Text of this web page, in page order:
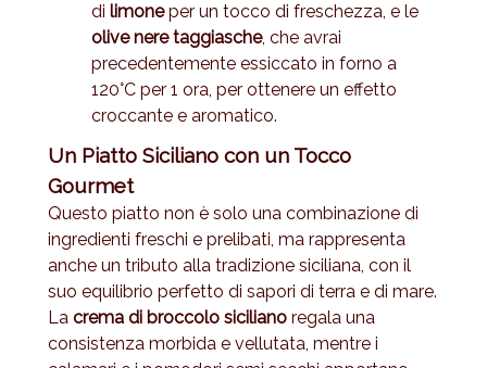
di limoneper un tocco di freschezza, e le
olive nere taggiasche, che avrai
precedentemente essiccato in forno a
120°C per 1 ora, per ottenere un effetto
croccante e aromatico.
Un Piatto Siciliano con un Tocco
Gourmet
Questo piatto non è solo una combinazione di
ingredienti freschi e prelibati, ma rappresenta
anche un tributo alla tradizione siciliana, con il
suo equilibrio perfetto di sapori di terra e di mare.
La crema di broccolo siciliano regala una
consistenza morbida e vellutata, mentre i